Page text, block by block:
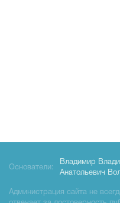
Основатели:
Владимир
Анатольевич
Администрация сайта не